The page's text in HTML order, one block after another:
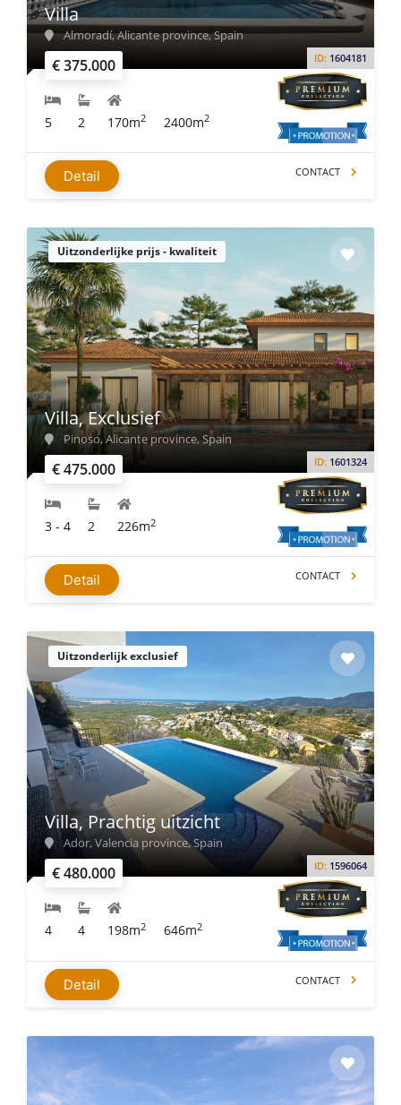
€ 375.000 ID: 1604181
Villa
Almoradí, Alicante province, Spain
5 2 170m2 2400m2
Detail CONTACT
Uitzonderlijke prijs - kwaliteit
€ 475.000 ID: 1601324
Villa, Exclusief
Pinoso, Alicante province, Spain
3 - 4 2 226m2
Detail CONTACT
Uitzonderlijk exclusief
€ 480.000 ID: 1596064
Villa, Prachtig uitzicht
Ador, Valencia province, Spain
4 4 198m2 646m2
Detail CONTACT